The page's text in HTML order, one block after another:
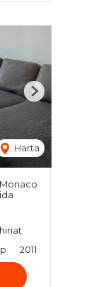
Harta
Next
2011